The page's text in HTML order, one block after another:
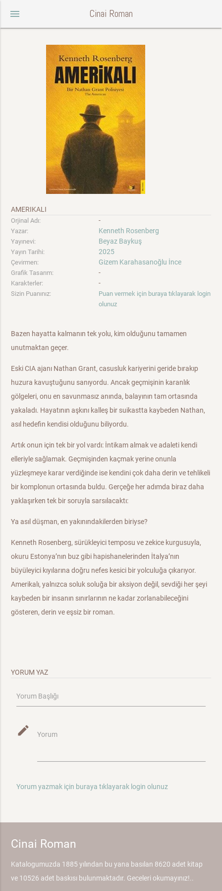
menu Cinai Roman
AMERIKALI
Orjinal Adı: -
Yazar: Kenneth Rosenberg
Yayınevi: Beyaz Baykuş
Yayın Tarihi: 2025
Çevirmen: Gizem Karahasanoğlu İnce
Grafik Tasarım: -
Karakterler: -
Sizin Puanınız:
Puan vermek için buraya tıklayarak login
olunuz
Bazen hayatta kalmanın tek yolu, kim olduğunu tamamen
unutmaktan geçer.
Eski CIA ajanı Nathan Grant, casusluk kariyerini geride bırakıp
huzura kavuştuğunu sanıyordu. Ancak geçmişinin karanlık
gölgeleri, onu en savunmasız anında, balayının tam ortasında
yakaladı. Hayatının aşkını kalleş bir suikastta kaybeden Nathan,
asıl hedefin kendisi olduğunu biliyordu.
Artık onun için tek bir yol vardı: İntikam almak ve adaleti kendi
elleriyle sağlamak. Geçmişinden kaçmak yerine onunla
yüzleşmeye karar verdiğinde ise kendini çok daha derin ve tehlikeli
bir komplonun ortasında buldu. Gerçeğe her adımda biraz daha
yaklaşırken tek bir soruyla sarsılacaktı:
Ya asıl düşman, en yakınındakilerden biriyse?
Kenneth Rosenberg, sürükleyici temposu ve zekice kurgusuyla,
okuru Estonya’nın buz gibi hapishanelerinden İtalya’nın
büyüleyici kıyılarına doğru nefes kesici bir yolculuğa çıkarıyor.
Amerikalı, yalnızca soluk soluğa bir aksiyon değil, sevdiği her şeyi
kaybeden bir insanın sınırlarının ne kadar zorlanabileceğini
gösteren, derin ve eşsiz bir roman.
YORUM YAZ
Yorum Başlığı
mode_edit Yorum
Yorum yazmak için buraya tıklayarak login olunuz
Cinai Roman
Katalogumuzda 1885 yılından bu yana basılan 8620 adet kitap
ve 10526 adet baskısı bulunmaktadır. Geceleri okumayınız!..